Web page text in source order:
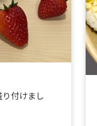
付けまし